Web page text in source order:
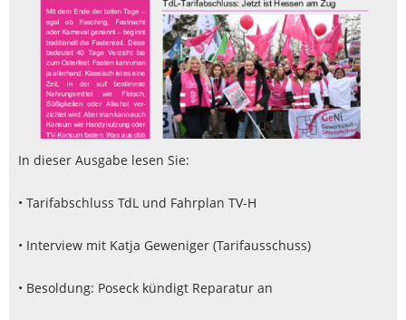
In dieser Ausgabe lesen Sie:
• Tarifabschluss TdL und Fahrplan TV-H
• Interview mit Katja Geweniger (Tarifausschuss)
• Besoldung: Poseck kündigt Reparatur an